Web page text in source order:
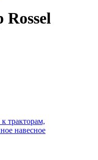
Rossel
тракторам,
навесное